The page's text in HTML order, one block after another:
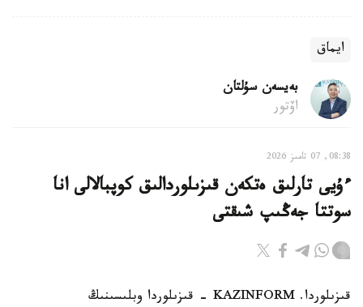
ايماق
بەيسەن سۇلتان
اۆتور
08:38, 07 تامىز 2026
ءۇيى تارلىق ەتكەن قىزىلوردالىق كوپبالالى انا
سوتتا جەڭىپ شىقتى
قىزىلوردا. KAZINFORM - قىزىلوردا وبلىسىنىڭ